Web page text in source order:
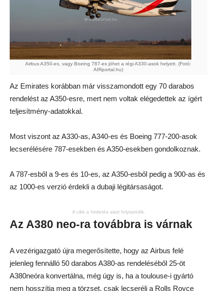
Airbus A350-es, vagy Boeing 787-es jöhet a régi A330-asok helyett. (Fotó:
AIRportal.hu)
Az Emirates korábban már visszamondott egy 70 darabos
rendelést az A350-esre, mert nem voltak elégedettek az ígért
teljesítmény-adatokkal.
Most viszont az A330-as, A340-es és Boeing 777-200-asok
lecserélésére 787-esekben és A350-esekben gondolkoznak.
A 787-esből a 9-es és 10-es, az A350-esből pedig a 900-as és
az 1000-es verzió érdekli a dubaji légitársaságot.
A cikk a hirdetés alatt folytatódik.
Az A380 neo-ra továbbra is várnak
A vezérigazgató újra megerősítette, hogy az Airbus felé
jelenleg fennálló 50 darabos A380-as rendeléséből 25-öt
A380neóra konvertálna, még úgy is, ha a toulouse-i gyártó
nem hosszítja meg a törzset, csak lecseréli a Rolls Royce